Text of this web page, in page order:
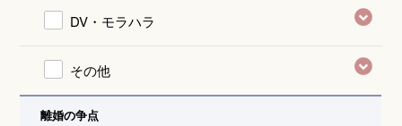
DV・モラハラ
その他
離婚の争点